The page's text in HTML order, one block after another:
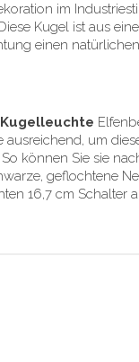
im
Kugel ist aus
einen
Kugelleuchte
ausreichend, um
können Sie sie
geflochtene
16,7 cm Schalter